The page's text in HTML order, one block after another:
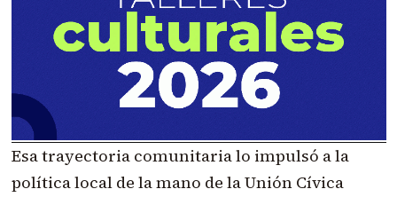
Esa trayectoria comunitaria lo impulsó a la
política local de la mano de la Unión Cívica